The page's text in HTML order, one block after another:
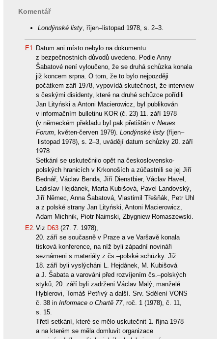
Komentář
Londýnské listy, říjen–listopad 1978, s. 2–3.
E1.
Datum ani místo nebylo na dokumentu
z bezpečnostních důvodů uvedeno. Podle Anny
Šabatové není vyloučeno, že se druhá schůzka konala
již koncem srpna. O tom, že to bylo nejpozději
počátkem září 1978, vypovídá skutečnost, že interview
s českými disidenty, které na druhé schůzce pořídili
Jan Lityński a Antoni Macierowicz, byl publikován
v informačním bulletinu KOR (č. 23) 11. září 1978
(v německém překladu byl pak přetištěn v Neues
Forum, květen-červen 1979). Londýnské listy(říjen–
listopad 1978), s. 2–3, uvádějí datum schůzky 20. září
1978.
Setkání se uskutečnilo opět na československo-
polských hranicích v Krkonoších a zúčastnili se jej Jiří
Bednář, Václav Benda, Jiří Dienstbier, Václav Havel,
Ladislav Hejdánek, Marta Kubišová, Pavel Landovský,
Jiří Němec, Anna Šabatová, Vlastimil Třešňák, Petr Uhl
a z polské strany Jan Lityński, Antoni Macierowicz,
Adam Michnik, Piotr Naimski, Zbygniew Romaszewski.
E2. Viz D63(27. 7. 1978),
20. září se současně v Praze a ve Varšavě konala
tisková konference, na níž byli západní novináři
seznámeni s materiály z čs.–polské schůzky. Již
18. září byli vyslýcháni L. Hejdánek, M. Kubišová
a J. Šabata a varováni před rozvíjením čs.–polských
styků, 20. září byli zadrženi Václav Malý, manželé
Hyblerovi, Tomáš Petřivý a další. Srv. Sdělení VONS
č. 38 in Informace o Chartě 77, roč. 1 (1978), č. 11,
s. 15.
Třetí setkání, které se mělo uskutečnit 1. října 1978
a na kterém se měla domluvit organizace